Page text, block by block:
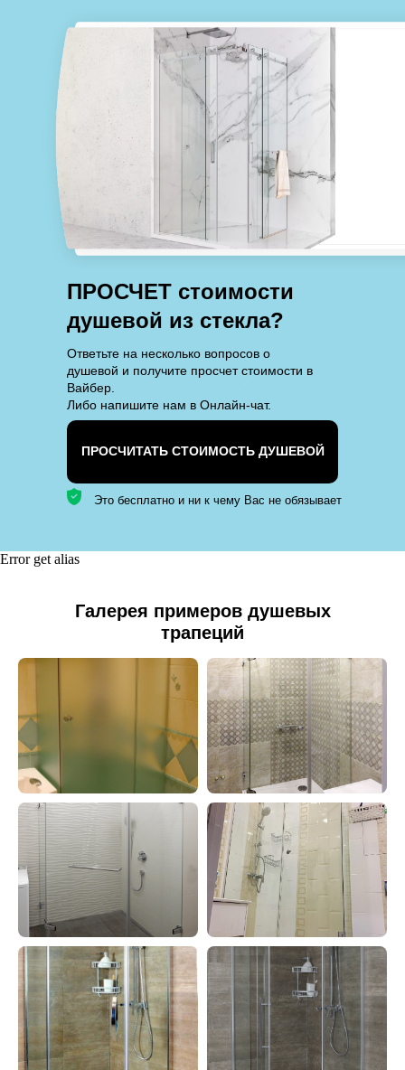
ПРОСЧЕТ стоимости
душевой из стекла?
Ответьте на несколько вопросов о
душевой и получите просчет стоимости в
Вайбер.
Либо напишите нам в Онлайн-чат.
ПРОСЧИТАТЬ СТОИМОСТЬ ДУШЕВОЙ
Это бесплатно и ни к чему Вас не обязывает
Error get alias
Галерея примеров душевых
трапеций